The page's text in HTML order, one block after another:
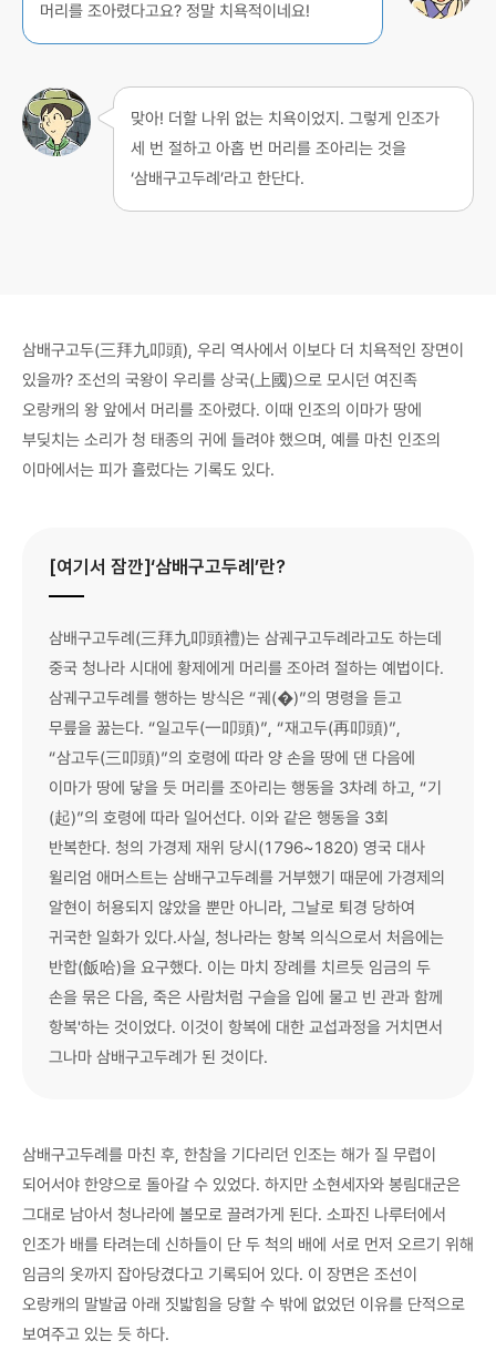
머리를 조아렸다고요? 정말 치욕적이네요!
맞아! 더할 나위 없는 치욕이었지. 그렇게 인조가
세 번 절하고 아홉 번 머리를 조아리는 것을
‘삼배구고두례’라고 한단다.
삼배구고두(三拜九叩頭), 우리 역사에서 이보다 더 치욕적인 장면이
있을까? 조선의 국왕이 우리를 상국(上國)으로 모시던 여진족
오랑캐의 왕 앞에서 머리를 조아렸다. 이때 인조의 이마가 땅에
부딪치는 소리가 청 태종의 귀에 들려야 했으며, 예를 마친 인조의
이마에서는 피가 흘렀다는 기록도 있다.
[여기서 잠깐]‘삼배구고두례’란?
삼배구고두례(三拜九叩頭禮)는 삼궤구고두례라고도 하는데
중국 청나라 시대에 황제에게 머리를 조아려 절하는 예법이다.
삼궤구고두례를 행하는 방식은 “궤(�)”의 명령을 듣고
무릎을 꿇는다. “일고두(一叩頭)”, “재고두(再叩頭)”,
“삼고두(三叩頭)”의 호령에 따라 양 손을 땅에 댄 다음에
이마가 땅에 닿을 듯 머리를 조아리는 행동을 3차례 하고, “기
(起)”의 호령에 따라 일어선다. 이와 같은 행동을 3회
반복한다. 청의 가경제 재위 당시(1796~1820) 영국 대사
윌리엄 애머스트는 삼배구고두례를 거부했기 때문에 가경제의
알현이 허용되지 않았을 뿐만 아니라, 그날로 퇴경 당하여
귀국한 일화가 있다.사실, 청나라는 항복 의식으로서 처음에는
반합(飯哈)을 요구했다. 이는 마치 장례를 치르듯 임금의 두
손을 묶은 다음, 죽은 사람처럼 구슬을 입에 물고 빈 관과 함께
항복'하는 것이었다. 이것이 항복에 대한 교섭과정을 거치면서
그나마 삼배구고두례가 된 것이다.
삼배구고두례를 마친 후, 한참을 기다리던 인조는 해가 질 무렵이
되어서야 한양으로 돌아갈 수 있었다. 하지만 소현세자와 봉림대군은
그대로 남아서 청나라에 볼모로 끌려가게 된다. 소파진 나루터에서
인조가 배를 타려는데 신하들이 단 두 척의 배에 서로 먼저 오르기 위해
임금의 옷까지 잡아당겼다고 기록되어 있다. 이 장면은 조선이
오랑캐의 말발굽 아래 짓밟힘을 당할 수 밖에 없었던 이유를 단적으로
보여주고 있는 듯 하다.